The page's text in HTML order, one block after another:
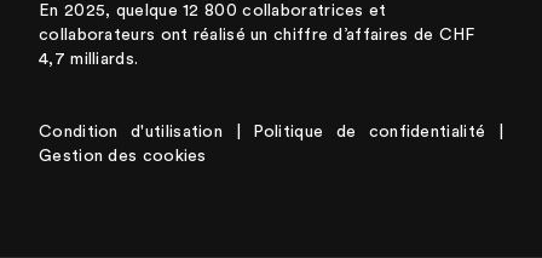
En 2025, quelque 12 800 collaboratrices et
collaborateurs ont réalisé un chiffre d’affaires de CHF
4,7 milliards.
Condition d'utilisation Politique de confidentialité
Gestion des cookies